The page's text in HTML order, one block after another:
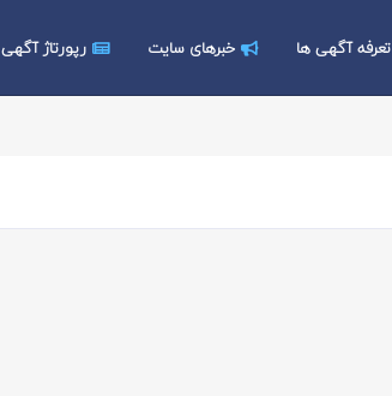
تعرفه آگهی ها خبرهای سایت رپورتاژ آگهی